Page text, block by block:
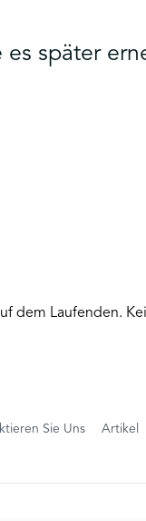
es später
dem Laufenden.
Sie Uns
Artikel